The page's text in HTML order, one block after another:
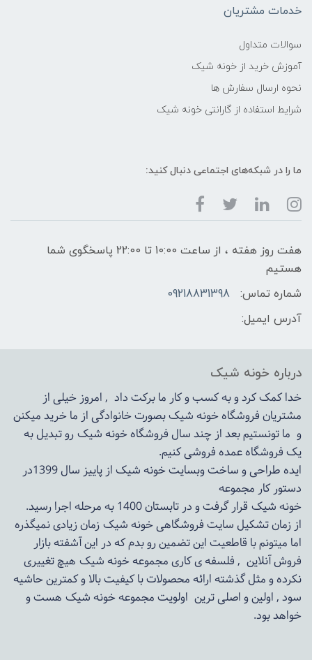
خدمات مشتریان
سوالات متداول
آموزش خرید از خونه شیک
نحوه ارسال سفارش ها
شرایط استفاده از گارانتی خونه شیک
ما را در شبکه‌های اجتماعی دنبال کنید:
هفت روز هفته ، از ساعت 10:00 تا 22:00 پاسخگوی شما
هستیم
شماره تماس:
09218831398
آدرس ایمیل:
درباره خونه شیک
خدا کمک کرد و به کسب و کار ما برکت داد , امروز خیلی از
مشتریان فروشگاه خونه شیک بصورت خانوادگی از ما خرید میکنن
و ما تونستیم بعد از چند سال فروشگاهخونه شیکرو تبدیل به
یک فروشگاه عمده فروشی کنیم.
ایده طراحی و ساخت وبسایت خونه شیک از پاییز سال 1399در
دستور کار مجموعه
خونه شیک قرار گرفت و در تابستان 1400 به مرحله اجرا رسید.
از زمان تشکیل سایت فروشگاهیخونه شیکزمان زیادی نمیگذره
اما میتونم با قاطعیت این تضمین رو بدم که در این آشفته بازار
فروش آنلاین , فلسفه ی کاری مجموعهخونه شیک هیچ تغییری
نکرده و مثل گذشته ارائه محصولات با کیفیت بالا و کمترین حاشیه
سود , اولین و اصلی ترین اولویت مجموعهخونه شیک هست و
خواهد بود.